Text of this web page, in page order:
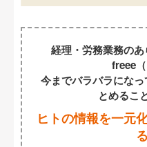
経理・労務業務の
freee（
今までバラバラにな
とめるこ
ヒトの情報を一元